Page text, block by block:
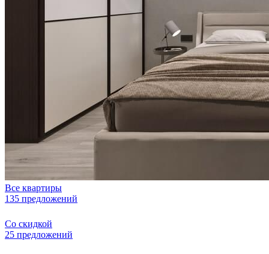
Все квартиры
135 предложений
Со скидкой
25 предложений